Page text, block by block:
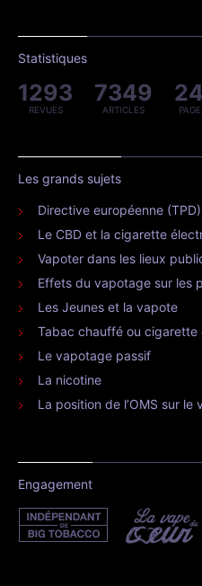
Statistiques
1293
REVUES
7349
ARTICLES
Les grands sujets
Directive européenne (TPD)
Le CBD et la cigarette
Vapoter dans les lieux
Effets du vapotage sur les
Les Jeunes et la vapote
Tabac chauffé ou cigarette
Le vapotage passif
La nicotine
La position de l’OMS sur le
Engagement